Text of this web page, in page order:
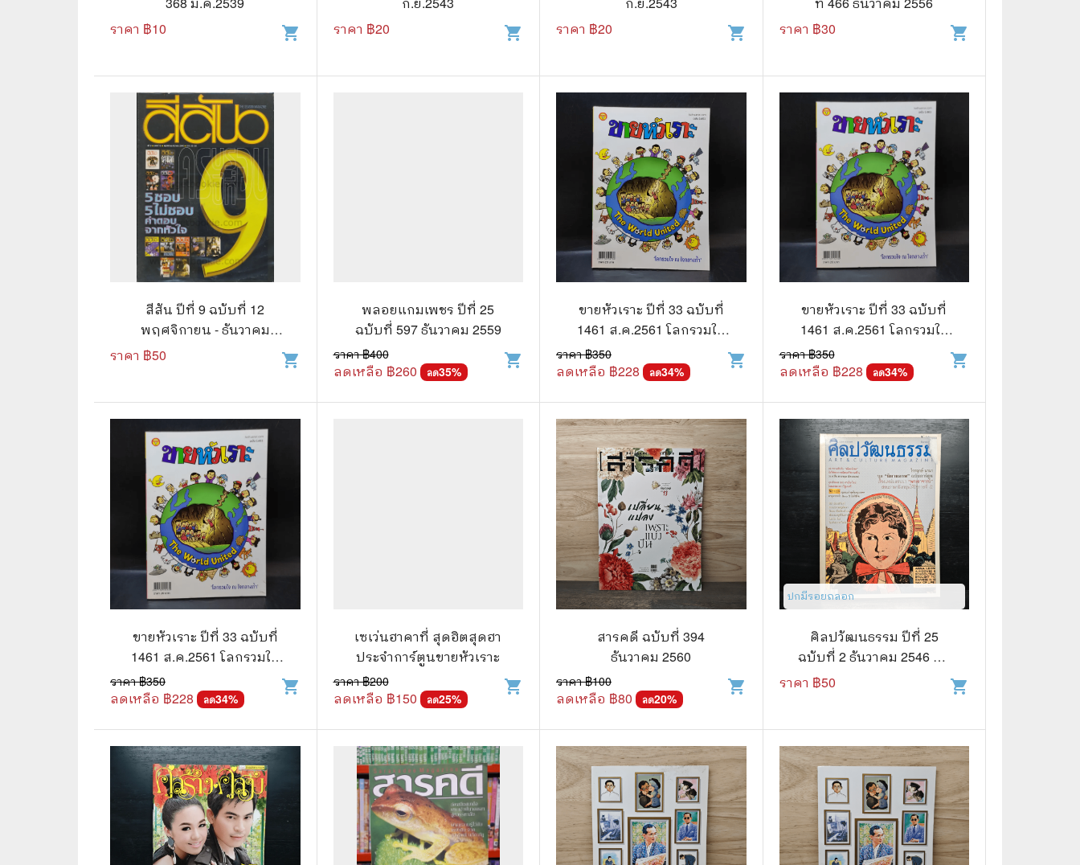
ราคา ฿10 shopping_cart
ราคา ฿20 shopping_cart
ราคา ฿20 shopping_cart
ราคา ฿30 shopping_cart
สีสัน ปีที่ 9 ฉบับที่ 12
พฤศจิกายน - ธันวาคม
ราคา ฿50 shopping_cart
พลอยแกมเพชร ปีที่ 25
ฉบับที่ 597 ธันวาคม 2559
ราคา ฿400
ลดเหลือ ฿260 ลด35%
shopping_cart
ขายหัวเราะ ปีที่ 33 ฉบับที่
1461 ส.ค.2561 โลกรวมใจ
ราคา ฿350
ลดเหลือ ฿228 ลด34%
shopping_cart
ขายหัวเราะ ปีที่ 33 ฉบับที่
1461 ส.ค.2561 โลกรวมใจ
ราคา ฿350
ลดเหลือ ฿228 ลด34%
shopping_cart
ขายหัวเราะ ปีที่ 33 ฉบับที่
1461 ส.ค.2561 โลกรวมใจ
ราคา ฿350
ลดเหลือ ฿228 ลด34%
shopping_cart
เซเว่นฮาคาที่ สุดฮิตสุดฮา
ประจำการ์ตูนขายหัวเราะ
ราคา ฿200
ลดเหลือ ฿150 ลด25%
shopping_cart
สารคดี ฉบับที่ 394
ธันวาคม 2560
ราคา ฿100
ลดเหลือ ฿80 ลด20%
shopping_cart
ปกมีรอยถลอก
ศิลปวัฒนธรรม ปีที่ 25
ฉบับที่ 2 ธันวาคม 2546 แอ
นนา ฉบับการ์ตูน
ราคา ฿50 shopping_cart
☸️ ธรรมะ ศาสนา ปรัชญา
🧳 ท่องเที่ยว ประสบการณ์ท่องเที่ยว
💃 งานอดิเรก อาชีพ
🌎 สารคดี ความรู้รอบตัว
💎 เพชร พลอย อัญมณี
🛸 วิทยาศาสตร์ คณิตศาสตร์
🌾 พืช สัตว์
🥘 อาหาร สุขภาพ ความงาม
🏡 บ้านและสวน
🎸 ดนตรี ภาพยนตร์
⚽ กีฬา เกม
🖥️ คอมพิวเตอร์ เทคโนโลยี
หนังสือทั่วไป พ็อกเก็ตบุ๊ค
🦄 วรรณกรรม นิยาย เรื่องสั้น
🐇 เรื่องสั้น
🛖 วรรณคดีไทย นิทานพื้นบ้าน
👩‍🦳 นิยายไทยรุ่นเก่า
🏵️ บทกวี บทกลอน
🏞️ นิยายภาพ
👨‍❤️‍👨 นิยายวาย นิยายยูริ
✍️ นิยายฟิคชั่น
😼 หนังสือการ์ตูน
🎻 การ์ตูนดนตรี
🍳 การ์ตูนทำอาหาร
🕵️‍♀️ สืบสวน สอบสวน
⚔️ ต่อสู้ แอ๊คชั่น
👩 สนพ.ยอดธิดา
☘️ สนพ.รักพิมพ์ Luckpim
🔵 สนพ.Phoenix Next
🏳️‍🌈 สนพ.หมึกจีน
🟩 สนพ.บงกช
☀️ สนพ.วิบูลย์กิจ
🟦 สนพ.เนชั่น
⭕ สนพ.สยามอินเตอร์
🩱 แฟชั่น
⛪ ศาสนา
🏙️ การเมือง
🎞️ ภาพยนตร์
โมเดล
Gossip ดารา
👙 เซ็กซี่
🥘 อาหาร
💄 สุขภาพและความงาม
🏠 แต่งบ้าน
🧳 ท่องเที่ยว
คู่มือเฉลยเกม
เกษตรและธรรมชาติ
แม่และเด็ก
ภาษาศาสตร์
ไอทีและเทคโนโลยี
นิตยสารเก่าราคาถูก
นางงามและการประกวด
🪐 Science & Math
😊 Self-Enrichment
👔 Business and Economics
🖥️ Computers & Technology
🧑‍🏫 Education & Teaching
🎶 Music & Movie
🧒 Children's Books
👪 Family and Relationships
🐕‍🦺 Animals
🏛️ Politics & Government
⚙️ Engineering & Transportation
⚖️ Law
👤 Biography
🍸 Food and Drink
💃 Hobbies and Collectibles
🖋️ Literature and Fiction
🧳 Travel Literature
⚽ Sports
🎲 Board Game
2️⃣ Used Board Game บอร์ดเกมมือ
สอง
🎉 Party
🧠 Strategy
🪅 Family
♟️ Abstract